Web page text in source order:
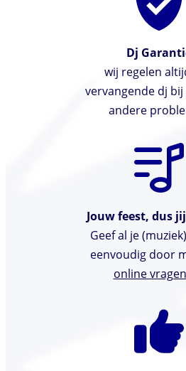
Dj
wij regelen
vervangende dj bij
andere
Jouw feest, dus
Geef al je
eenvoudig door
online